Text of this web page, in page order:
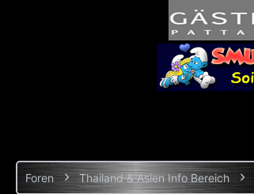
Foren Thailand & Asien Info Bereich